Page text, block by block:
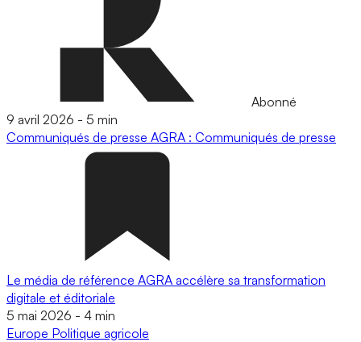
Abonné
9 avril 2026 - 5 min
Communiqués de presse AGRA : Communiqués de presse
Le média de référence AGRA accélère sa transformation
digitale et éditoriale
5 mai 2026 - 4 min
Europe Politique agricole